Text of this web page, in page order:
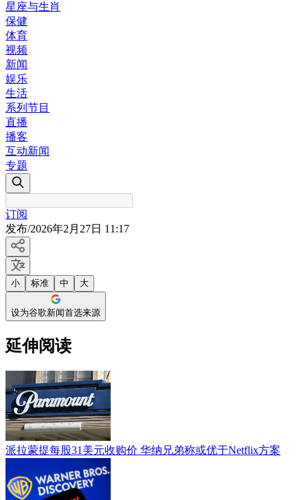
星座与生肖
保健
体育
视频
新闻
娱乐
生活
系列节目
直播
播客
互动新闻
专题
订阅
发布/2026年2月27日 11:17
小 标准 中 大
设为谷歌新闻首选来源
延伸阅读
派拉蒙提每股31美元收购价 华纳兄弟称或优于Netflix方案